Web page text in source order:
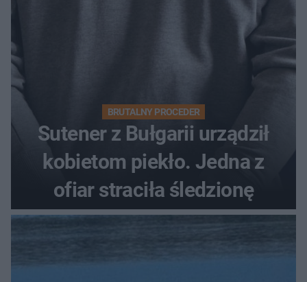
BRUTALNY PROCEDER
Sutener z Bułgarii urządził
kobietom piekło. Jedna z
ofiar straciła śledzionę